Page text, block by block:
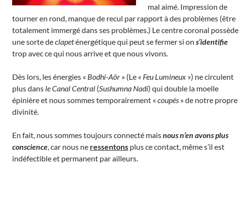
mal aimé. Impression de
tourner en rond, manque de recul par rapport à des problèmes (être
totalement immergé dans ses problèmes.) Le centre coronal possède
une sorte declapeténergétique qui peut se fermer si on s’identifie
trop avec ce qui nous arrive et que nous vivons.
Dès lors, les énergies « Bodhi-Aôr » (Le « Feu Lumineux ») ne circulent
plus dans le Canal Central (Sushumna Nadi) qui double la moelle
épinière et nous sommes temporairement « coupés » de notre propre
divinité.
En fait, nous sommes toujours connecté maisnous n’en avons plus
conscience, car nous ne ressentons plus ce contact, même s’il est
indéfectible et permanent par ailleurs.